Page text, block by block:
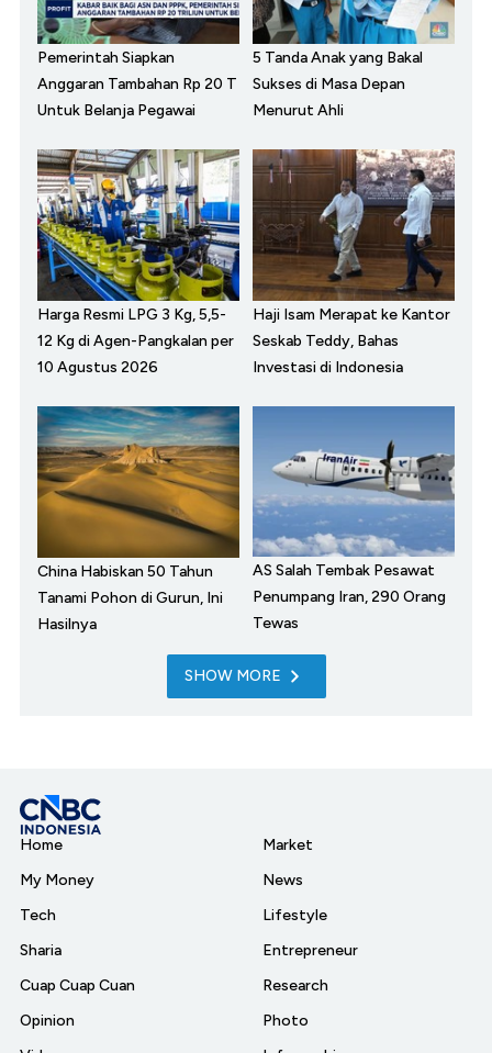
Pemerintah Siapkan
Anggaran Tambahan Rp 20 T
Untuk Belanja Pegawai
5 Tanda Anak yang Bakal
Sukses di Masa Depan
Menurut Ahli
Harga Resmi LPG 3 Kg, 5,5-
12 Kg di Agen-Pangkalan per
10 Agustus 2026
Haji Isam Merapat ke Kantor
Seskab Teddy, Bahas
Investasi di Indonesia
China Habiskan 50 Tahun
Tanami Pohon di Gurun, Ini
Hasilnya
AS Salah Tembak Pesawat
Penumpang Iran, 290 Orang
Tewas
SHOW MORE
Home
My Money
Tech
Sharia
Cuap Cuap Cuan
Opinion
Market
News
Lifestyle
Entrepreneur
Research
Photo